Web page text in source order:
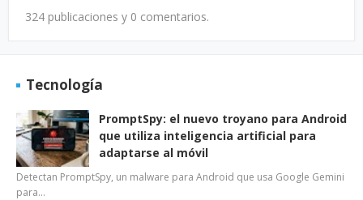
324 publicaciones y 0 comentarios.
Tecnología
PromptSpy: el nuevo troyano para Android
que utiliza inteligencia artificial para
adaptarse al móvil
Detectan PromptSpy, un malware para Android que usa Google Gemini
para…